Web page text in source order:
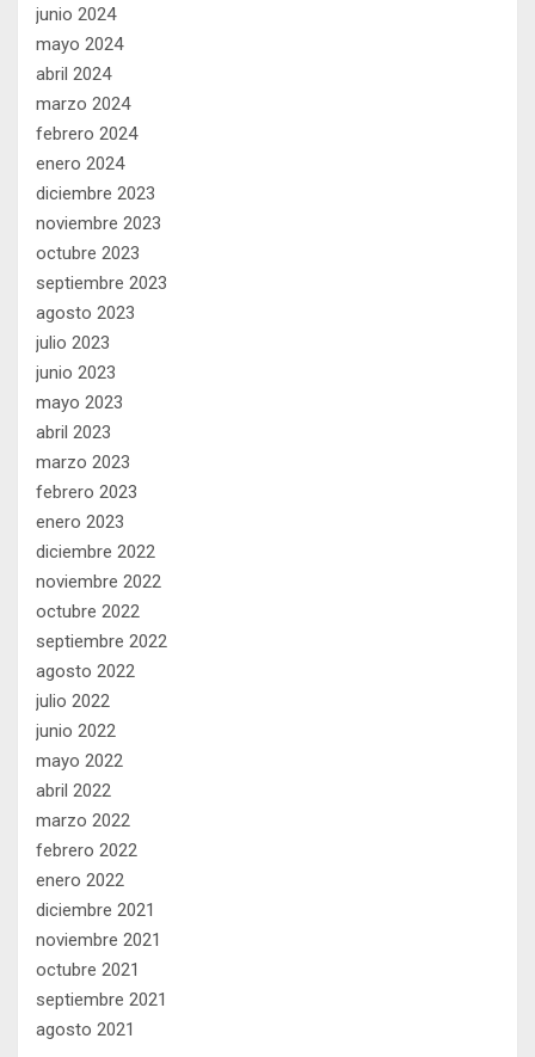
junio 2024
mayo 2024
abril 2024
marzo 2024
febrero 2024
enero 2024
diciembre 2023
noviembre 2023
octubre 2023
septiembre 2023
agosto 2023
julio 2023
junio 2023
mayo 2023
abril 2023
marzo 2023
febrero 2023
enero 2023
diciembre 2022
noviembre 2022
octubre 2022
septiembre 2022
agosto 2022
julio 2022
junio 2022
mayo 2022
abril 2022
marzo 2022
febrero 2022
enero 2022
diciembre 2021
noviembre 2021
octubre 2021
septiembre 2021
agosto 2021